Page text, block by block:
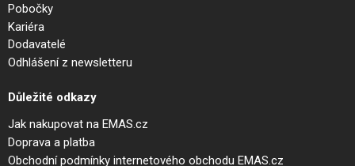
Pobočky
Kariéra
Dodavatelé
Odhlášení z newsletteru
Důležité odkazy
Jak nakupovat na EMAS.cz
Doprava a platba
Obchodní podmínky internetového obchodu EMAS.cz